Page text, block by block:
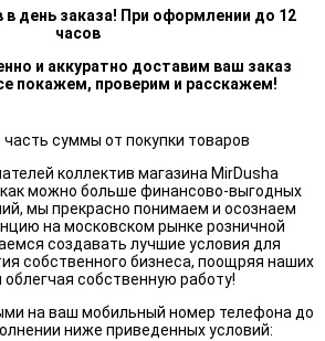
в день заказа! При оформлении до 12
часов
и аккуратно доставим ваш заказ
покажем, проверим и расскажем!
суммы от покупки товаров
коллектив магазина MirDusha
можно больше финансово-выгодных
мы прекрасно понимаем и осознаем
на московском рынке розничной
создавать лучшие условия для
собственного бизнеса, поощряя наших
облегчая собственную работу!
на ваш мобильный номер телефона до
ниже приведенных условий: